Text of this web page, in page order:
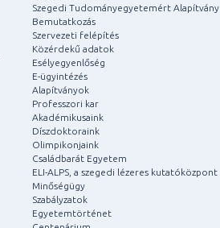
Szegedi Tudományegyetemért Alapítvány
Bemutatkozás
Szervezeti felépítés
Közérdekű adatok
Esélyegyenlőség
E-ügyintézés
Alapítványok
Professzori kar
Akadémikusaink
Díszdoktoraink
Olimpikonjaink
Családbarát Egyetem
ELI-ALPS, a szegedi lézeres kutatóközpont
Minőségügy
Szabályzatok
Egyetemtörténet